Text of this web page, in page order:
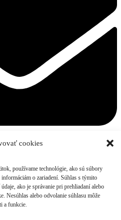
cookies
používame technológie, ako sú súbory
o zariadení. Súhlas s týmito
ako je správanie pri prehliadaní alebo
Nesúhlas alebo odvolanie súhlasu môže
a funkcie.
(GDPR)